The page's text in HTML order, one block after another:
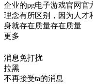
企业的pg电子游戏官网官
理念有所区别，因为人才
身就存在质量存在质量
更多
消息免打扰
拉黑
不再接受ta的消息